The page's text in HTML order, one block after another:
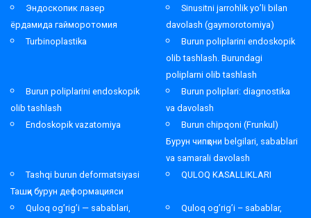
Эндоскопик лазер
ёрдамида гайморотомия
Sinusitni jarrohlik yo’li bilan
davolash (gaymorotomiya)
Turbinoplastika
Burun poliplarini endoskopik
olib tashlash. Burundagi
poliplarni olib tashlash
Burun poliplarini endoskopik
olib tashlash
Burun poliplari: diagnostika
va davolash
Endoskopik vazatomiya
Burun chipqoni (Frunkul)
Бурун чипқони belgilari, sabablari
va samarali davolash
Tashqi burun deformatsiyasi
Ташқи бурун деформацияси
QULOQ KASALLIKLARI
Quloq og’rig’i — sabablari,
Quloq og’rig’i – sabablar,